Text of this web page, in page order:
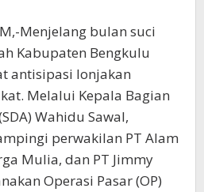
Menjelang bulan suci
Kabupaten Bengkulu
antisipasi lonjakan
Melalui Kepala Bagian
Wahidu Sawal,
perwakilan PT Alam
Mulia, dan PT Jimmy
Operasi Pasar (OP)